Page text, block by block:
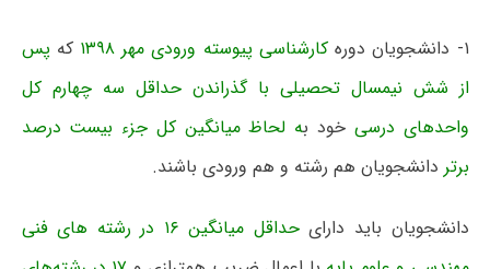
۱- دانشجویان دوره کارشناسی پیوسته ورودی مهر ۱۳۹۸ که پس
از شش نیمسال تحصیلی با گذراندن حداقل سه چهارم کل
واحدهای درسی خود به لحاظ میانگین کل جزء بیست درصد
برتر دانشجویان هم رشته و هم ورودی باشند.
دانشجویان باید دارای
حداقل میانگین ۱۶ در رشته های فنی